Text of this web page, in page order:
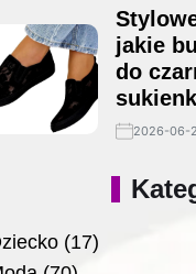
jakie
do
2026-06-
(17)